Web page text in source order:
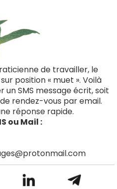
de travailler, le
position « muet ». Voilà
un SMS message écrit, soit
rendez-vous par email.
réponse rapide.
ou Mail :